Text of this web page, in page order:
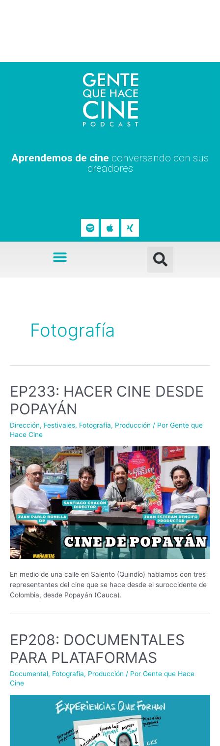
Aprendemos de cine conversando con sus
creadores
o
t
i
p
l
e
n
g
Menú
Fotografía
EP233: HACER CINE DESDE
POPAYÁN
Dirección, Festivales, Fotografía, Producción / Por Gente que
Hace Cine
En medio de una calle en Salento (Quindío) hablamos con tres
representantes del cine que se hace desde el suroccidente de
Colombia, desde Popayán (Cauca).
EP208: DOCUMENTALES
PARA PLATAFORMAS
Documental, Fotografía, Producción / Por Gente que Hace
Cine